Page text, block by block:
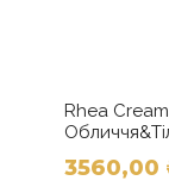
Rhea
3560,00